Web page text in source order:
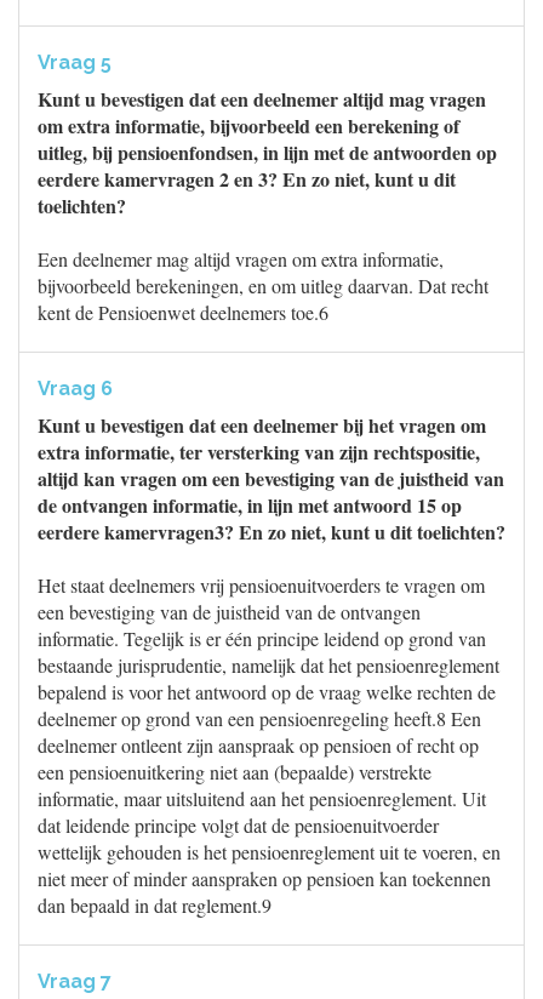
Vraag 5
Kunt u bevestigen dat een deelnemer altijd mag vragen
om extra informatie, bijvoorbeeld een berekening of
uitleg, bij pensioenfondsen, in lijn met de antwoorden op
eerdere kamervragen 2 en 3? En zo niet, kunt u dit
toelichten?
Een deelnemer mag altijd vragen om extra informatie,
bijvoorbeeld berekeningen, en om uitleg daarvan. Dat recht
kent de Pensioenwet deelnemers toe.6
Vraag 6
Kunt u bevestigen dat een deelnemer bij het vragen om
extra informatie, ter versterking van zijn rechtspositie,
altijd kan vragen om een bevestiging van de juistheid van
de ontvangen informatie, in lijn met antwoord 15 op
eerdere kamervragen3? En zo niet, kunt u dit toelichten?
Het staat deelnemers vrij pensioenuitvoerders te vragen om
een bevestiging van de juistheid van de ontvangen
informatie. Tegelijk is er één principe leidend op grond van
bestaande jurisprudentie, namelijk dat het pensioenreglement
bepalend is voor het antwoord op de vraag welke rechten de
deelnemer op grond van een pensioenregeling heeft.8 Een
deelnemer ontleent zijn aanspraak op pensioen of recht op
een pensioenuitkering niet aan (bepaalde) verstrekte
informatie, maar uitsluitend aan het pensioenreglement. Uit
dat leidende principe volgt dat de pensioenuitvoerder
wettelijk gehouden is het pensioenreglement uit te voeren, en
niet meer of minder aanspraken op pensioen kan toekennen
dan bepaald in dat reglement.9
Vraag 7